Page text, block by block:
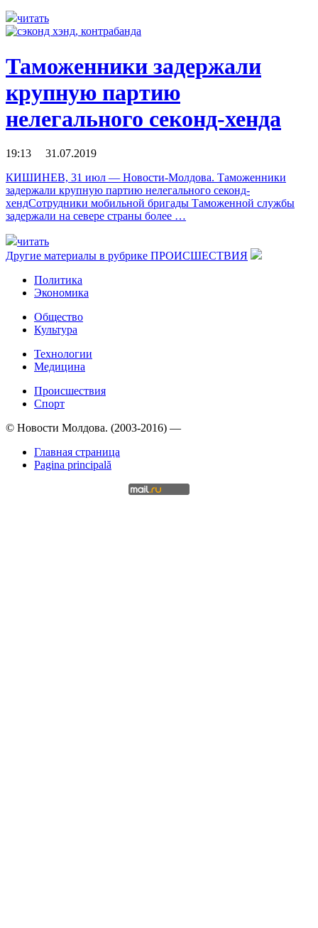
читать
Таможенники задержали
крупную партию
нелегального секонд-хенда
19:13 31.07.2019
КИШИНЕВ, 31 июл — Новости-Молдова. Таможенники
задержали крупную партию нелегального секонд-
хендСотрудники мобильной бригады Таможенной службы
задержали на севере страны более …
читать
Другие материалы в рубрике ПРОИСШЕСТВИЯ
Политика
Экономика
Общество
Культура
Технологии
Медицина
Происшествия
Спорт
© Новости Молдова. (2003-2016) —
Главная страница
Pagina principală